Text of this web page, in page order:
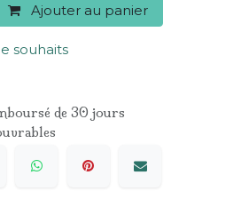
Ajouter au panier
souhaits
de 30 jours